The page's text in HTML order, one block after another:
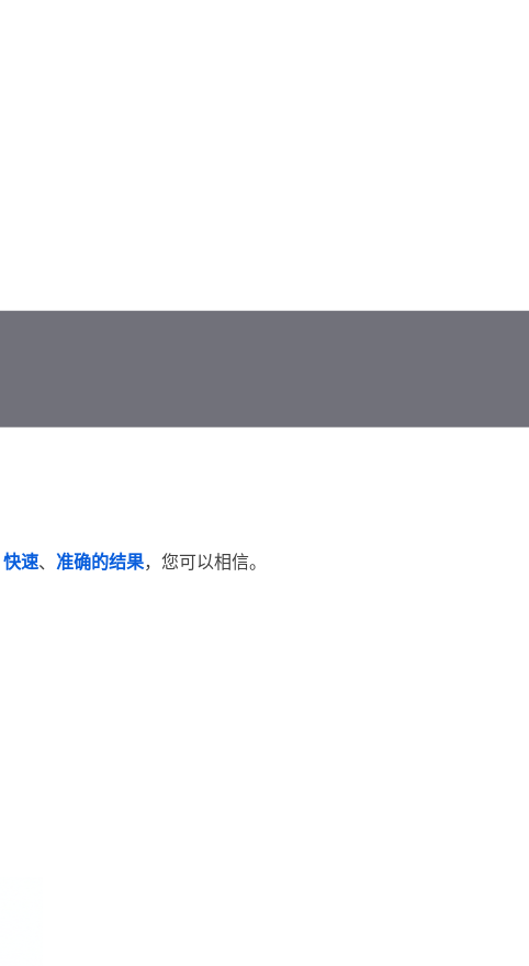
快速、 准确的结果，您可以相信。